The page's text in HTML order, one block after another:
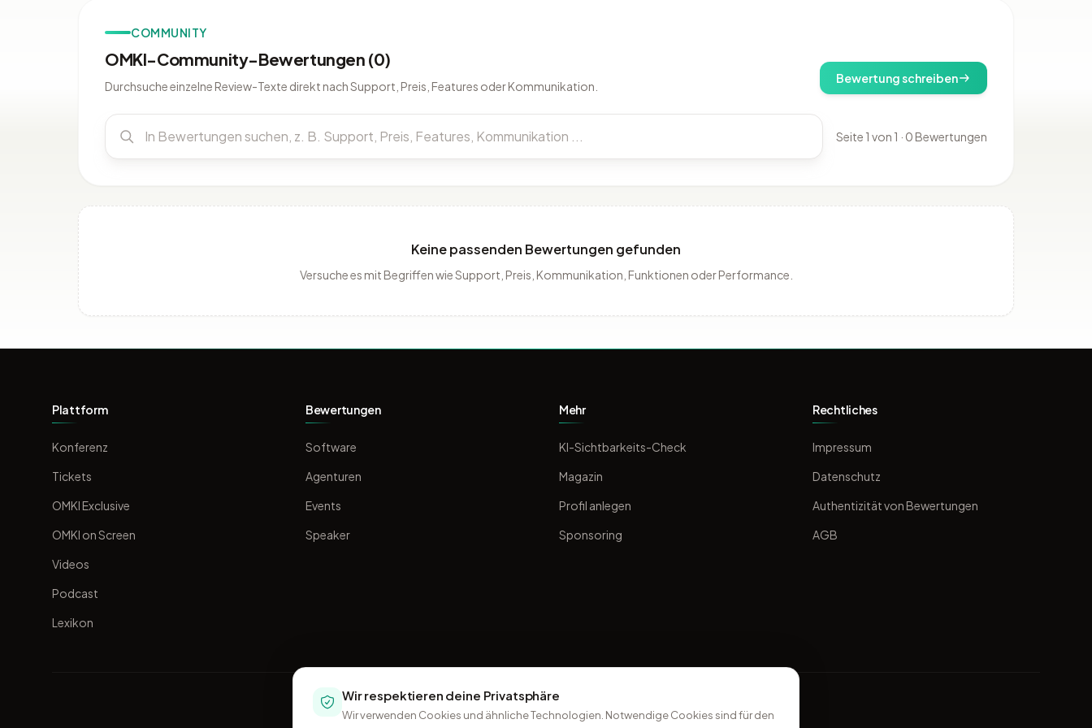
COMMUNITY
OMKI-Community-Bewertungen (0)
Durchsuche einzelne Review-Texte direkt nach Support, Preis, Features oder Kommunikation.
Bewertung schreiben
Seite 1 von 1 · 0 Bewertungen
Keine passenden Bewertungen gefunden
Versuche es mit Begriffen wie Support, Preis, Kommunikation, Funktionen oder Performance.
Plattform
Konferenz
Tickets
OMKI Exclusive
OMKI on Screen
Videos
Podcast
Lexikon
Bewertungen
Software
Agenturen
Events
Speaker
Mehr
KI-Sichtbarkeits-Check
Magazin
Profil anlegen
Sponsoring
Rechtliches
Impressum
Datenschutz
Authentizität von Bewertungen
AGB
Wir respektieren deine Privatsphäre
Wir verwenden Cookies und ähnliche Technologien. Notwendige Cookies sind für den